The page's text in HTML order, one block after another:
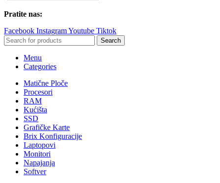
Pratite nas:
Facebook InstagramYoutube Tiktok
Search
Menu
Categories
Matične Ploče
Procesori
RAM
Kućišta
SSD
Grafičke Karte
Brix Konfiguracije
Laptopovi
Monitori
Napajanja
Softver